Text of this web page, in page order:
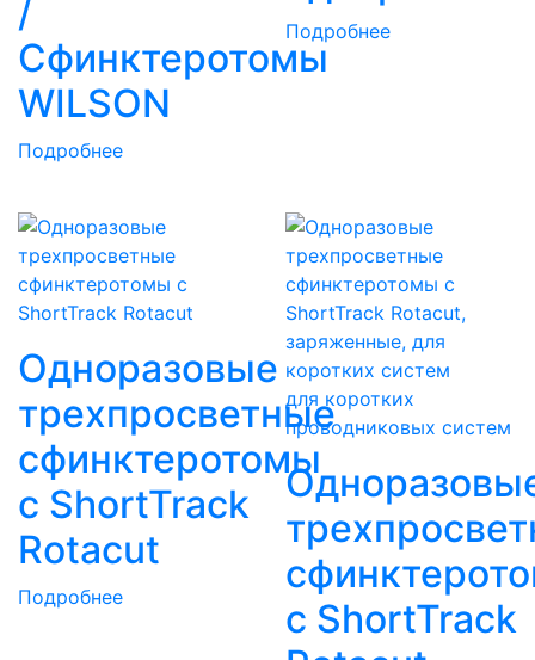
/
Сфинктеротомы
WILSON
Подробнее
Подробнее
Одноразовые
трехпросветные
сфинктеротомы
с ShortTrack
Rotacut
Подробнее
для коротких
проводниковых систем
с ShortTrack